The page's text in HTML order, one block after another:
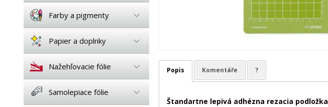
Farby a pigmenty
Papier a doplnky
Nažehľovacie fólie
Samolepiace fólie
Popis Komentáře ?
Štandartne lepivá adhézna rezacia podložka